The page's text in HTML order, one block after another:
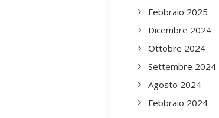
Febbraio 2025
Dicembre 2024
Ottobre 2024
Settembre 2024
Agosto 2024
Febbraio 2024